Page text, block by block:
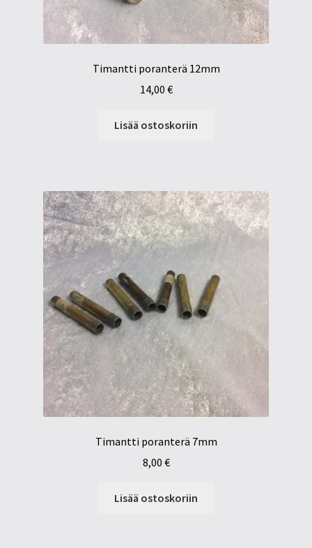
Timantti poranterä 12mm
14,00 €
Lisää ostoskoriin
Timantti poranterä 7mm
8,00 €
Lisää ostoskoriin